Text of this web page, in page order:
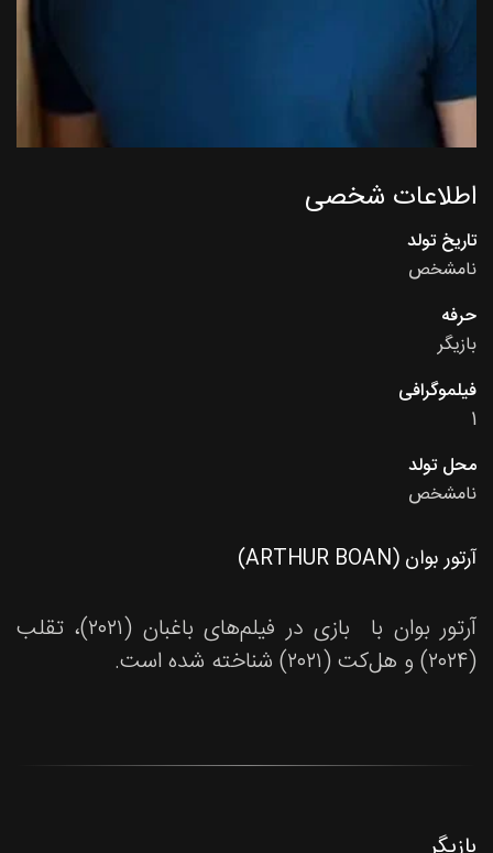
اطلاعات شخصی
تاریخ تولد
نامشخص
حرفه
بازیگر
فیلموگرافی
1
محل تولد
نامشخص
آرتور بوان (ARTHUR BOAN)
آرتور بوان با بازی در فیلم‌های باغبان (۲۰۲۱)، تقلب
(۲۰۲۴) و هل‌کت (۲۰۲۱) شناخته شده است.